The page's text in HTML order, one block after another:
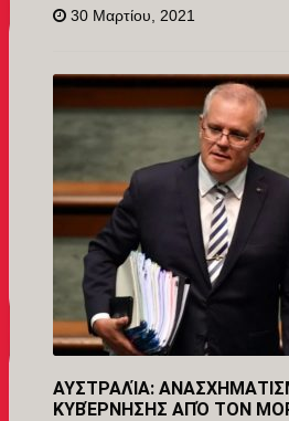
30 Μαρτίου, 2021
ΑΥΣΤΡΑΛΊΑ:
ΚΥΒΈΡΝΗΣΗΣ ΑΠΌ ΤΟΝ